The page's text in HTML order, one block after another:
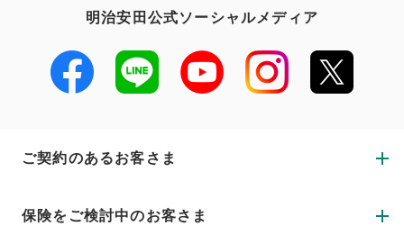
明治安田公式ソーシャルメディア
ご契約のあるお客さま
保険をご検討中のお客さま